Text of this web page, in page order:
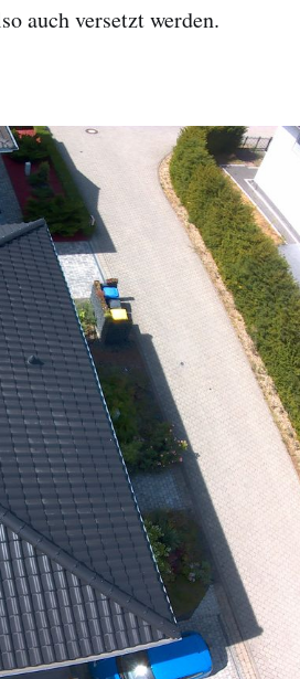
auch versetzt werden.